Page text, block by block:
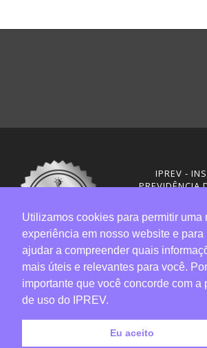
IPREV -
PREVIDÊNCIA
Rua
291 – Centro -
Telefones:
HORÁRIO DE
Central de
12h30
Sede
Gestão do
Utilizamos cookies para permitir uma
experiência em nosso website e para
ajudar a compreender quais
mais úteis e relevantes para você.
importante que você concorde com a
de uso do IPREV.
Eu aceito